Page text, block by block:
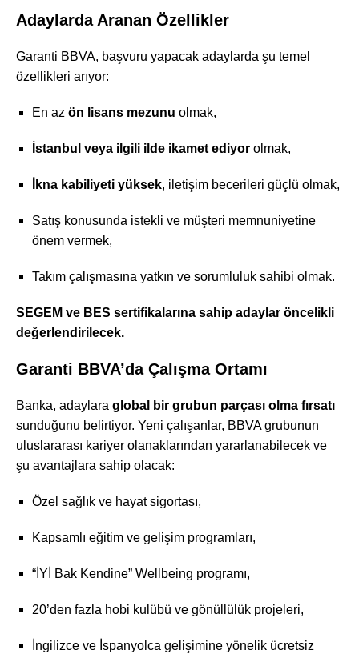
Adaylarda Aranan Özellikler
Garanti BBVA, başvuru yapacak adaylarda şu temel
özellikleri arıyor:
En az ön lisans mezunu olmak,
İstanbul veya ilgili ilde ikamet ediyor olmak,
İkna kabiliyeti yüksek, iletişim becerileri güçlü olmak,
Satış konusunda istekli ve müşteri memnuniyetine
önem vermek,
Takım çalışmasına yatkın ve sorumluluk sahibi olmak.
SEGEM ve BES sertifikalarına sahip adaylar öncelikli
değerlendirilecek.
Garanti BBVA’da Çalışma Ortamı
Banka, adaylara global bir grubun parçası olma fırsatı
sunduğunu belirtiyor. Yeni çalışanlar, BBVA grubunun
uluslararası kariyer olanaklarından yararlanabilecek ve
şu avantajlara sahip olacak:
Özel sağlık ve hayat sigortası,
Kapsamlı eğitim ve gelişim programları,
“İYİ Bak Kendine” Wellbeing programı,
20’den fazla hobi kulübü ve gönüllülük projeleri,
İngilizce ve İspanyolca gelişimine yönelik ücretsiz